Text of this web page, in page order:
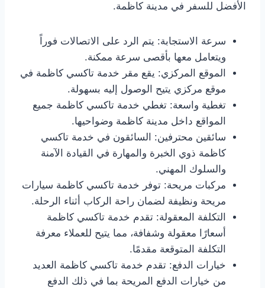
الأفضل للسفر في مدينة كاظمة.
سرعة الاستجابة: يتم الرد على الاتصالات فوراً
ويتعامل معها بأقصى سرعة ممكنة.
الموقع المركزي: يقع مقر خدمة تاكسي كاظمة في
موقع مركزي يتيح الوصول إليه بسهولة.
تغطية واسعة: تغطي خدمة تاكسي كاظمة جميع
المواقع داخل مدينة كاظمة وضواحيها.
سائقين محترفين: السائقون في خدمة تاكسي
كاظمة ذوي الخبرة والمهارة في القيادة الآمنة
والسلوك المهني.
مركبات مريحة: توفر خدمة تاكسي كاظمة سيارات
مريحة ونظيفة لضمان راحة الركاب أثناء الرحلة.
التكلفة المعقولة: تقدم خدمة تاكسي كاظمة
أسعارًا معقولة وشفافة، مما يتيح للعملاء معرفة
التكلفة المتوقعة مقدمًا.
خيارات الدفع: تقدم خدمة تاكسي كاظمة العديد
من خيارات الدفع المريحة بما في ذلك الدفع